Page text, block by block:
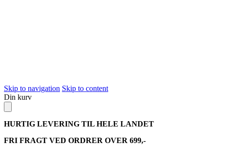
Skip to navigation Skip to content
Din kurv
HURTIG LEVERING TIL HELE LANDET
FRI FRAGT VED ORDRER OVER 699,-